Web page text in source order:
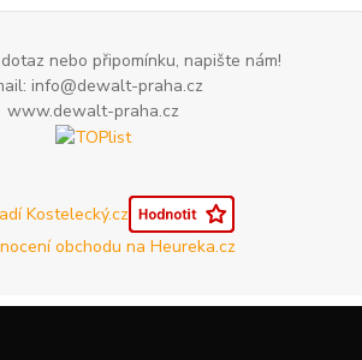
nebo připomínku, napište nám!
info@dewalt-praha.cz
www.dewalt-praha.cz